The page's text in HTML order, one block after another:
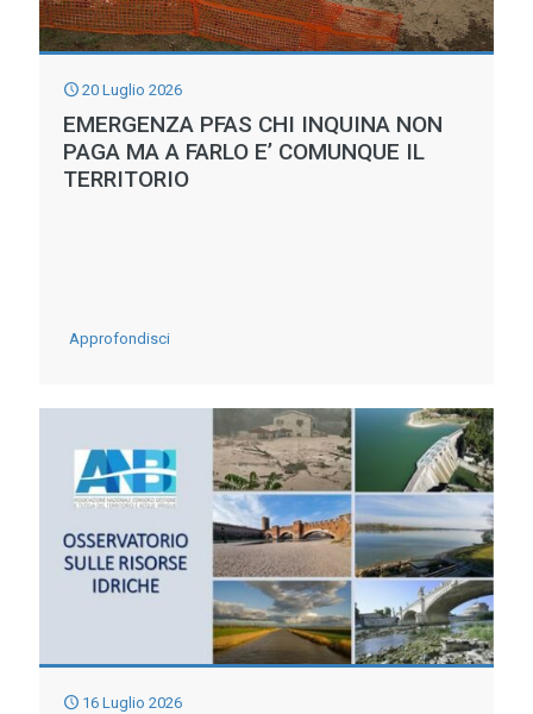
MERCE’
DEGLI
EVENTI
METEO
20 Luglio 2026
EMERGENZA PFAS CHI INQUINA NON
PAGA MA A FARLO E’ COMUNQUE IL
TERRITORIO
Approfondisci-
PFAS
CHI
INQUINA
PAGA
FARLO
E’
16 Luglio 2026